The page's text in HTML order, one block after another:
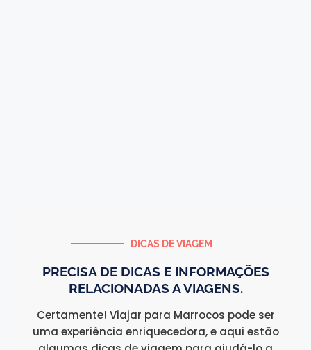
DICAS DE VIAGEM
PRECISA DE DICAS E INFORMAÇÕES
RELACIONADAS A VIAGENS.
Certamente! Viajar para Marrocos pode ser
uma experiência enriquecedora, e aqui estão